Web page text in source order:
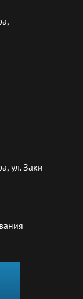
ул. Заки